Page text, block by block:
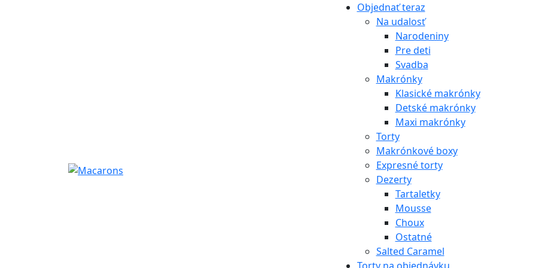
Objednať teraz
Na udalosť
Narodeniny
Pre deti
Svadba
Makrónky
Klasické makrónky
Detské makrónky
Maxi makrónky
Torty
Makrónkové boxy
Expresné torty
Dezerty
Tartaletky
Mousse
Choux
Ostatné
Salted Caramel